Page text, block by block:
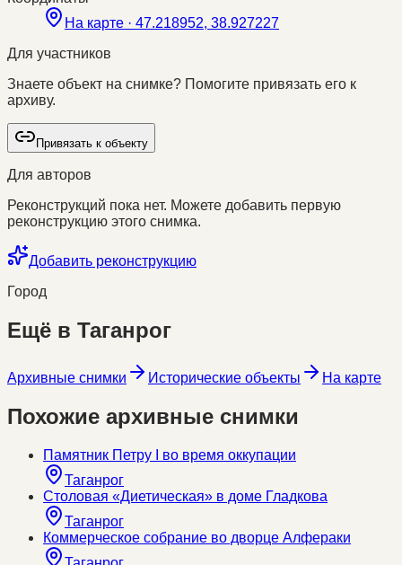
На карте · 47.218952, 38.927227
Для участников
Знаете объект на снимке? Помогите привязать его к
архиву.
Привязать к объекту
Для авторов
Реконструкций пока нет. Можете добавить первую
реконструкцию этого снимка.
Добавить реконструкцию
Город
Ещё в Таганрог
Архивные снимки Исторические объекты На карте
Похожие архивные снимки
Памятник Петру I во время оккупации
Таганрог
Столовая «Диетическая» в доме Гладкова
Таганрог
Коммерческое собрание во дворце Алфераки